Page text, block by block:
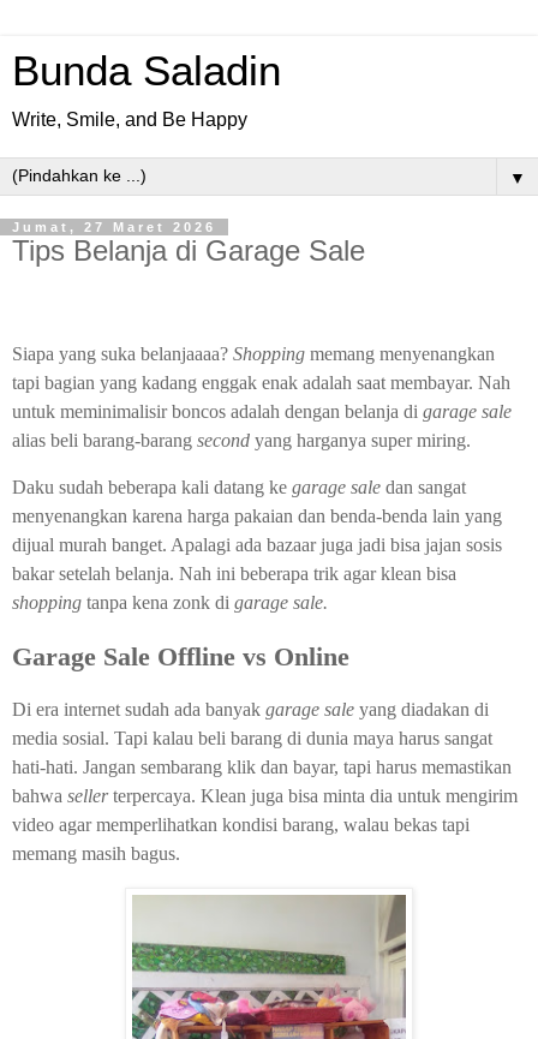
Bunda Saladin
Write, Smile, and Be Happy
▼
Jumat, 27 Maret 2026
Tips Belanja di Garage Sale
Siapa yang suka belanjaaaa? Shopping memang menyenangkan
tapi bagian yang kadang enggak enak adalah saat membayar. Nah
untuk meminimalisir boncos adalah dengan belanja di garage sale
alias beli barang-barang second yang harganya super miring.
Daku sudah beberapa kali datang ke garage sale dan sangat
menyenangkan karena harga pakaian dan benda-benda lain yang
dijual murah banget. Apalagi ada bazaar juga jadi bisa jajan sosis
bakar setelah belanja. Nah ini beberapa trik agar klean bisa
shopping tanpa kena zonk di garage sale.
Garage Sale Offline vs Online
Di era internet sudah ada banyak garage sale yang diadakan di
media sosial. Tapi kalau beli barang di dunia maya harus sangat
hati-hati. Jangan sembarang klik dan bayar, tapi harus memastikan
bahwa sellerterpercaya. Klean juga bisa minta dia untuk mengirim
video agar memperlihatkan kondisi barang, walau bekas tapi
memang masih bagus.